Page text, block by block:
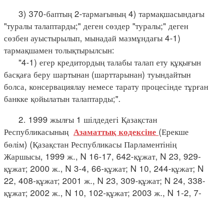
3) 370-баптың 2-тармағының 4) тармақшасындағы
"туралы талаптарды;" деген сөздер "туралы;" деген
сөзбен ауыстырылып, мынадай мазмұндағы 4-1)
тармақшамен толықтырылсын:
"4-1) егер кредитордың талабы талап ету құқығын
басқаға беру шартынан (шарттарынан) туындайтын
болса, консервациялау немесе тарату процесінде тұрған
банкке қойылатын талаптарды;".
2. 1999 жылғы 1 шілдедегі Қазақстан
Республикасының Азаматтық кодексіне (Ерекше
бөлім) (Қазақстан Республикасы Парламентінің
Жаршысы, 1999 ж., N 16-17, 642-құжат, N 23, 929-
құжат; 2000 ж., N 3-4, 66-құжат; N 10, 244-құжат; N
22, 408-құжат; 2001 ж., N 23, 309-құжат; N 24, 338-
құжат; 2002 ж., N 10, 102-құжат; 2003 ж., N 1-2, 7-